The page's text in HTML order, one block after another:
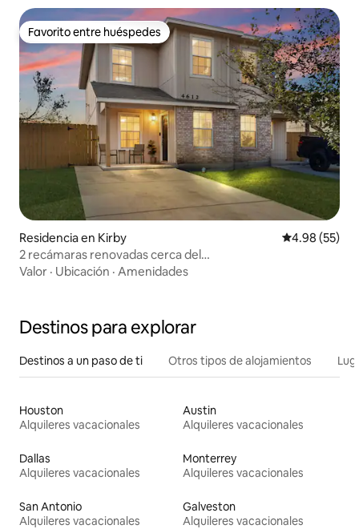
Favorito entre huéspedes
Favorito entre huéspedes
Residencia en Kirby Calificación
4.98 (55)
2 recámaras renovadas cerca del
centro/aeropuerto/BAMC+mascotas
Valor · Ubicación · Amenidades
Destinos para explorar
Destinos a un paso de ti Otros tipos de alojamientos
Houston
Alquileres vacacionales
Austin
Alquileres vacacionales
Dallas
Alquileres vacacionales
Monterrey
Alquileres vacacionales
San Antonio
Alquileres vacacionales
Galveston
Alquileres vacacionales